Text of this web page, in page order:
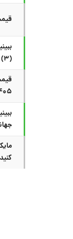
(۳) در جام جهانی